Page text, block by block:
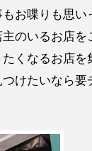
お喋りも思
のいるお店
くなるお店
けたいなら要